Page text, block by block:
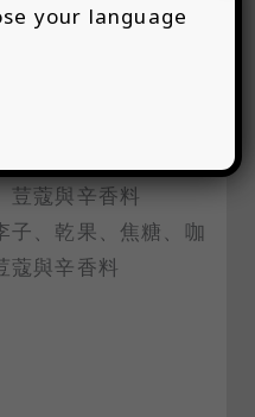
力、堅果、丁香、甘
荳蔻與辛香料
子、乾果、焦糖、咖
蔻與辛香料
your language